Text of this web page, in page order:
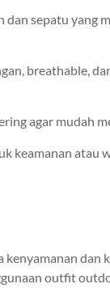
dan sepatu yang
breathable,
agar mudah
keamanan atau
dan
outfit